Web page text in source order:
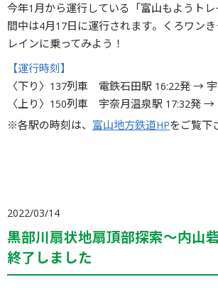
今年1月から運行している「富山もようト
間中は4月17日に運行されます。くろワン
レインに乗ってみよう！
【運行時刻】
〈下り〉137列車 電鉄石田駅 16:22発 →
〈上り〉150列車 宇奈月温泉駅 17:32発 →
※各駅の時刻は、 富山地方鉄道HPをご覧下
2022/03/14
黒部川扇状地扇頂部探索〜内山
終了しました